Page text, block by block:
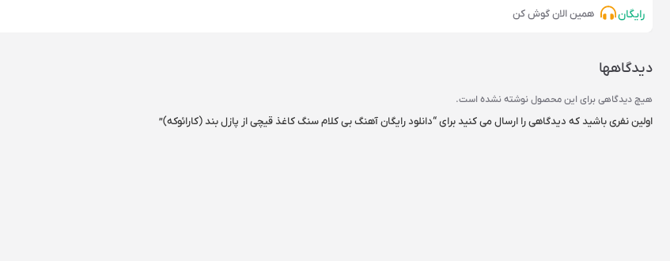
رایگان همین الان گوش کن
دیدگاهها
هیچ دیدگاهی برای این محصول نوشته نشده است.
اولین نفری باشید که دیدگاهی را ارسال می کنید برای “دانلود رایگان آهنگ بی کلام سنگ کاغذ قیچی از پازل بند (کارائوکه)”